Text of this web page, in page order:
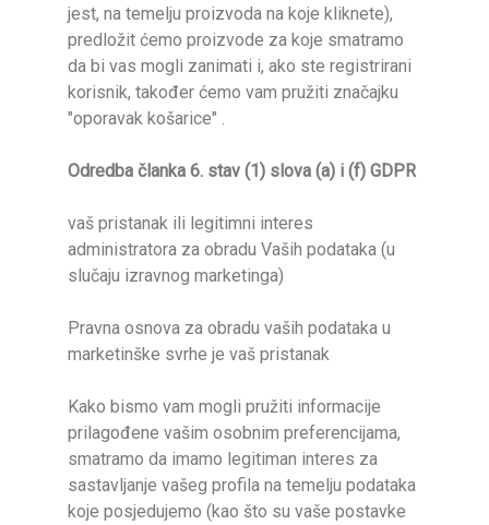
jest, na temelju proizvoda na koje kliknete),
predložit ćemo proizvode za koje smatramo
da bi vas mogli zanimati i, ako ste registrirani
korisnik, također ćemo vam pružiti značajku
"oporavak košarice" .
Odredba članka 6. stav (1) slova (a) i (f) GDPR
vaš pristanak ili legitimni interes
administratora za obradu Vaših podataka (u
slučaju izravnog marketinga)
Pravna osnova za obradu vaših podataka u
marketinške svrhe je vaš pristanak
Kako bismo vam mogli pružiti informacije
prilagođene vašim osobnim preferencijama,
smatramo da imamo legitiman interes za
sastavljanje vašeg profila na temelju podataka
koje posjedujemo (kao što su vaše postavke